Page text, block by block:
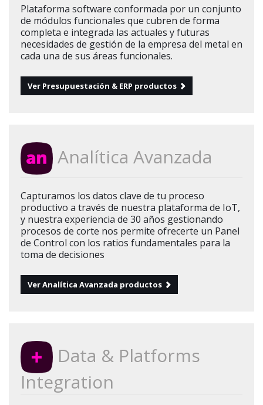
Plataforma software conformada por un conjunto
de módulos funcionales que cubren de forma
completa e integrada las actuales y futuras
necesidades de gestión de la empresa del metal en
cada una de sus áreas funcionales.
Ver Presupuestación & ERP productos
Analítica Avanzada
Capturamos los datos clave de tu proceso
productivo a través de nuestra plataforma de IoT,
y nuestra experiencia de 30 años gestionando
procesos de corte nos permite ofrecerte un Panel
de Control con los ratios fundamentales para la
toma de decisiones
Ver Analítica Avanzada productos
Data & Platforms
Integration